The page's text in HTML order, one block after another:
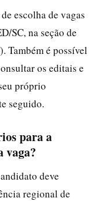
escolha de vagas
SC, na seção de
Também é possível
os editais e
próprio
seguido.
para a
vaga?
deve
regional de